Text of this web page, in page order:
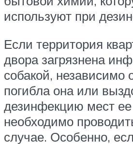
используют при
Если территория
двора загрязнена
собакой, независимо
погибла она или
дезинфекцию мест
необходимо
случае. Особенно,